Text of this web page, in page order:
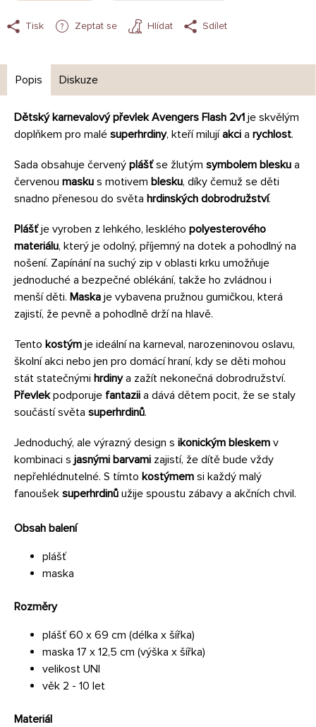
Tisk Zeptat se Hlídat Sdílet
Popis Diskuze
Dětský karnevalový převlek Avengers Flash 2v1 je skvělým
doplňkem pro malé superhrdiny, kteří milujíakci a rychlost.
Sada obsahuje červený plášťse žlutým symbolem blesku a
červenou masku s motivem blesku, díky čemuž se děti
snadno přenesou do světa hrdinských dobrodružství.
Plášťje vyroben z lehkého, lesklého polyesterového
materiálu, který je odolný, příjemný na dotek a pohodlný na
nošení. Zapínání na suchý zip v oblasti krku umožňuje
jednoduché a bezpečné oblékání, takže ho zvládnou i
menší děti. Maska je vybavena pružnou gumičkou, která
zajistí, že pevně a pohodlně drží na hlavě.
Tento kostým je ideální na karneval, narozeninovou oslavu,
školní akci nebo jen pro domácí hraní, kdy se děti mohou
stát statečnými hrdinya zažít nekonečná dobrodružství.
Převlekpodporuje fantazii a dává dětem pocit, že se staly
součástí světa superhrdinů.
Jednoduchý, ale výrazný design s ikonickým bleskem v
kombinaci sjasnými barvami zajistí, že dítě bude vždy
nepřehlédnutelné. S tímto kostýmem si každý malý
fanoušek superhrdinů užije spoustu zábavy a akčních chvil.
Obsah balení
plášť
maska
Rozměry
plášť 60 x 69 cm (délka x šířka)
maska 17 x 12,5 cm (výška x šířka)
velikost UNI
věk 2 - 10 let
Materiál